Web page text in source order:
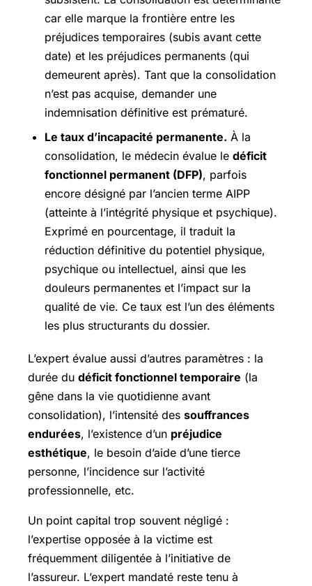
car elle marque la frontière entre les
préjudices temporaires (subis avant cette
date) et les préjudices permanents (qui
demeurent après). Tant que la consolidation
n’est pas acquise, demander une
indemnisation définitive est prématuré.
Le taux d’incapacité permanente. À la
consolidation, le médecin évalue le déficit
fonctionnel permanent (DFP), parfois
encore désigné par l’ancien terme AIPP
(atteinte à l’intégrité physique et psychique).
Exprimé en pourcentage, il traduit la
réduction définitive du potentiel physique,
psychique ou intellectuel, ainsi que les
douleurs permanentes et l’impact sur la
qualité de vie. Ce taux est l’un des éléments
les plus structurants du dossier.
L’expert évalue aussi d’autres paramètres : la
durée du déficit fonctionnel temporaire (la
gêne dans la vie quotidienne avant
consolidation), l’intensité des souffrances
endurées, l’existence d’un préjudice
esthétique, le besoin d’aide d’une tierce
personne, l’incidence sur l’activité
professionnelle, etc.
Un point capital trop souvent négligé :
l’expertise opposée à la victime est
fréquemment diligentée à l’initiative de
l’assureur. L’expert mandaté reste tenu à